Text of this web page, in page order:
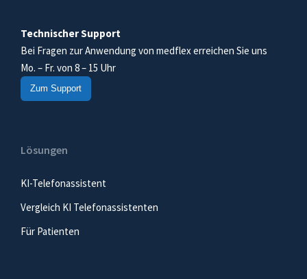
Technischer Support
Bei Fragen zur Anwendung von medflex erreichen Sie uns
Mo. – Fr. von 8 – 15 Uhr
Zum Support
Lösungen
KI-Telefonassistent
Vergleich KI Telefonassistenten
Für Patienten